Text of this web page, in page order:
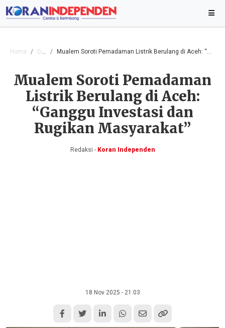
Home Daerah Mualem Soroti Pemadaman Listrik Berulang di Aceh: “Ganggu Investasi dan Rugikan Masyarakat”
Mualem Soroti Pemadaman
Listrik Berulang di Aceh:
“Ganggu Investasi dan
Rugikan Masyarakat”
Redaksi -Koran Independen
18 Nov 2025 - 21:03